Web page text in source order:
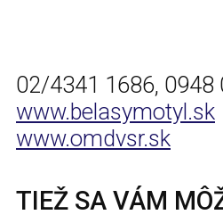
02/4341 1686, 0948
www.belasymotyl.sk
www.omdvsr.sk
TIEŽ SA VÁM